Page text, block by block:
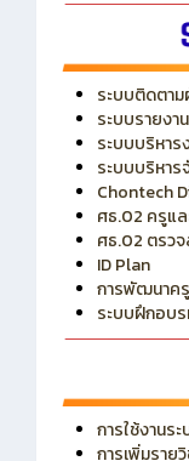
ระบบติดตาม
ระบบรายงา
ระบบบริหาร
ระบบบริหาร
Chontech
ศธ.02 ครูแ
ศธ.02 ตรว
ID Plan
การพัฒนาค
ระบบฝึกอบ
การใช้งานร
การเพิ่มราย